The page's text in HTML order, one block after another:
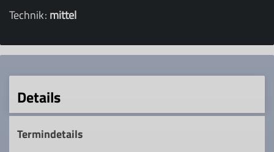
Technik: mittel
Details
Termindetails